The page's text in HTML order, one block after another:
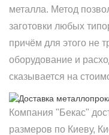
металла. Метод
заготовки любых
причём для этого не
оборудование и
сказывается на
Компания "Бекас"
размеров по Киеву,